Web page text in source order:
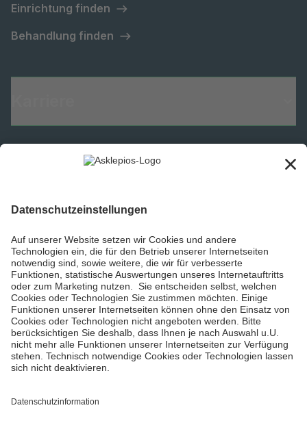
Einrichtung finden
Behandlung finden
Informiert bleiben
Impressum
Datenschutzinformationen
Barrierefreiheit